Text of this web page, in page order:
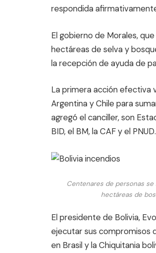
respondida
El gobierno de Morales,
hectáreas de selva y
la recepción de ayuda de
La primera acción efectiva
Argentina y Chile para
agregó el canciller, son
BID, el BM, la CAF y el PNUD.
Centenares de personas
hectáreas de
El presidente de Bolivia,
ejecutar sus compromisos
en Brasil y la Chiquitania